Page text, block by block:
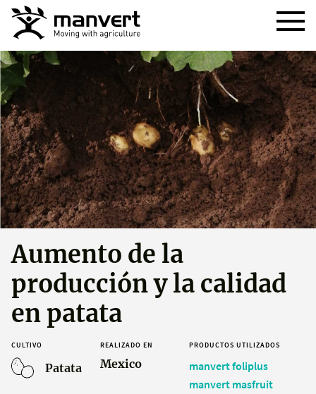
Aumento de la
producción y la calidad
en patata
CULTIVO
Patata
REALIZADO EN
Mexico
PRODUCTOS UTILIZADOS
manvert foliplus
manvert masfruit